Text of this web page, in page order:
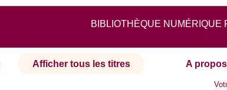
BIBLIOTHÈQUE NUMÉRIQUE
Afficher tous les titres A propos